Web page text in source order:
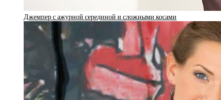
Джемпер с ажурной серединой и сложными косами